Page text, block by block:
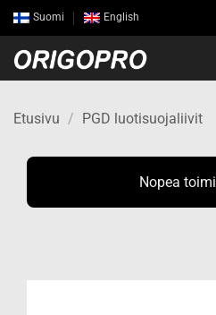
Skip
to
content
Suomi English
Etusivu / PGD luotisuojaliivit
Nopea